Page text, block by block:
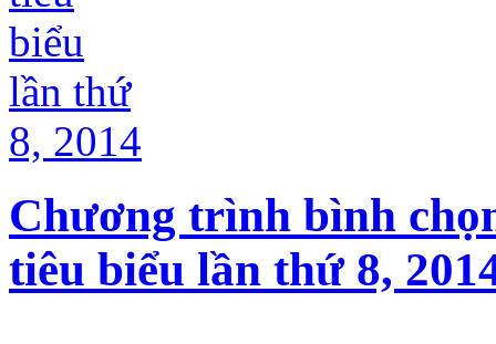
Chương trình bình
tiêu biểu lần thứ 8,